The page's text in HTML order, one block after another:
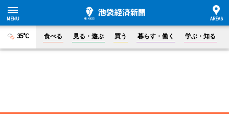
35°C 食べる 見る・遊ぶ 買う 暮らす・働く 学ぶ・知る